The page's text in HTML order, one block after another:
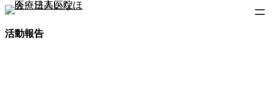
内
容
を
活動報告